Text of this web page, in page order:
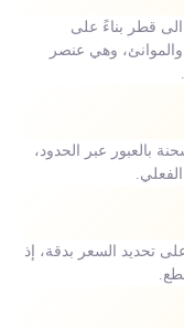
قطر بناءً على
وهي عنصر
بالعبور عبر الحدود،
تحديد السعر بدقة، إذ